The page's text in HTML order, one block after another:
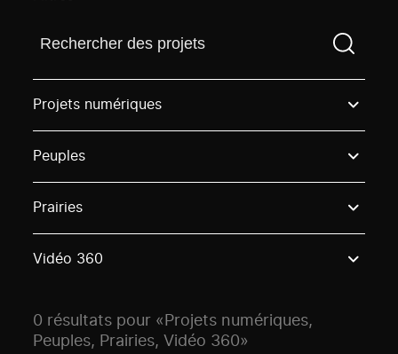
Trouvez un projetVous devez saisir un terme de
Projets numériques
Peuples
Prairies
Vidéo 360
0 résultats pour «Projets numériques,
Peuples, Prairies, Vidéo 360»